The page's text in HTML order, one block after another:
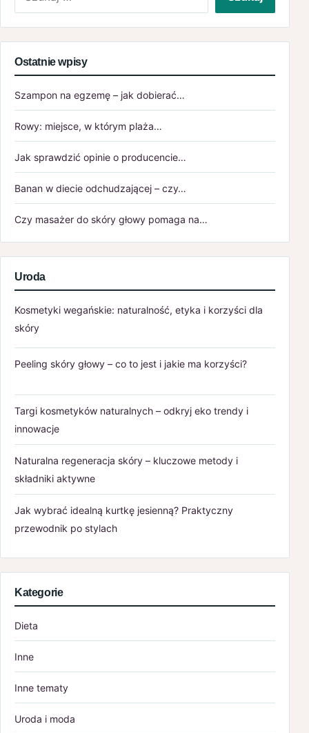
Ostatnie wpisy
Szampon na egzemę – jak dobierać…
Rowy: miejsce, w którym plaża…
Jak sprawdzić opinie o producencie…
Banan w diecie odchudzającej – czy…
Czy masażer do skóry głowy pomaga na…
Uroda
Kosmetyki wegańskie: naturalność, etyka i korzyści dla
skóry
Peeling skóry głowy – co to jest i jakie ma korzyści?
Targi kosmetyków naturalnych – odkryj eko trendy i
innowacje
Naturalna regeneracja skóry – kluczowe metody i
składniki aktywne
Jak wybrać idealną kurtkę jesienną? Praktyczny
przewodnik po stylach
Kategorie
Dieta
Inne
Inne tematy
Uroda i moda